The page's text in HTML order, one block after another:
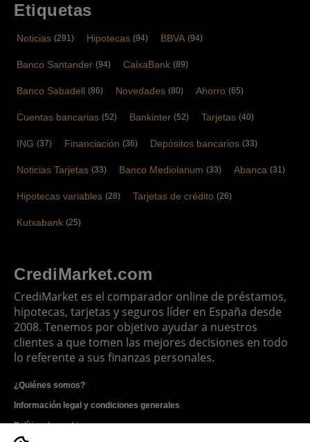
Etiquetas
Noticias (291) Hipotecas (94) BBVA (94)
Banco Santander (94) CaixaBank (89)
Banco Sabadell (86) Novedades (80) Ahorro (65)
Cuentas bancarias (52) Bankinter (52) Tarjetas (40)
ING (37) Financiación (36) Depósitos bancarios (33)
Noticias Tarjetas (33) Banco Mediolanum (33) Abanca (31)
Hipotecas variables (28) Tarjetas de crédito (26)
Kutxabank (25)
CrediMarket.com
CrediMarket es el comparador online de préstamos,
hipotecas, tarjetas y seguros líder en España desde
2008. Tenemos por objetivo ayudar a nuestros
clientes a que tomen las mejores decisiones en todo
lo referente a sus finanzas personales.
¿Quiénes somos?
Información legal y condiciones generales
Política de cookies